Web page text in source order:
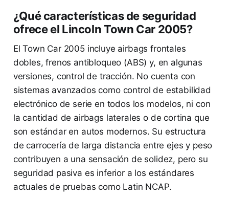
¿Qué características de seguridad
ofrece el Lincoln Town Car 2005?
El Town Car 2005 incluye airbags frontales
dobles, frenos antibloqueo (ABS) y, en algunas
versiones, control de tracción. No cuenta con
sistemas avanzados como control de estabilidad
electrónico de serie en todos los modelos, ni con
la cantidad de airbags laterales o de cortina que
son estándar en autos modernos. Su estructura
de carrocería de larga distancia entre ejes y peso
contribuyen a una sensación de solidez, pero su
seguridad pasiva es inferior a los estándares
actuales de pruebas como Latin NCAP.